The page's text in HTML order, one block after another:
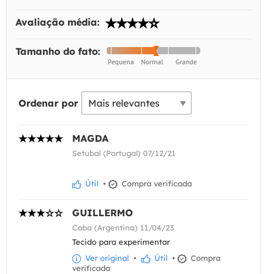
Avaliação média:
Tamanho do fato:
Ordenar por
MAGDA
Setubal (Portugal) 07/12/21
Útil • Compra verificada
GUILLERMO
Caba (Argentina) 11/04/23
Tecido para experimentar
Ver original • Útil •
Compra
verificada